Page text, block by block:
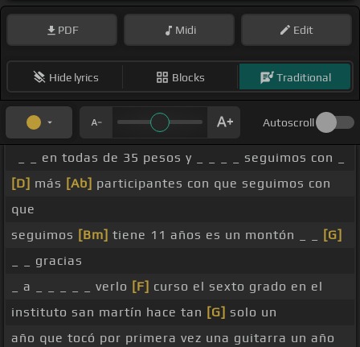
PDF Midi Edit
Hide lyrics Blocks Traditional
Autoscroll
_ _ en todas de 35 pesos y _ _ _ _ seguimos con _
[D] más [Ab] participantes con que seguimos con
que
seguimos [Bm] tiene 11 años es un montón _ _
[G]
_ _ gracias
_ a _ _ _ _ _ verlo [F] curso el sexto grado en el
instituto san martín hace tan [G] solo un
año que tocó por primera vez una guitarra un año